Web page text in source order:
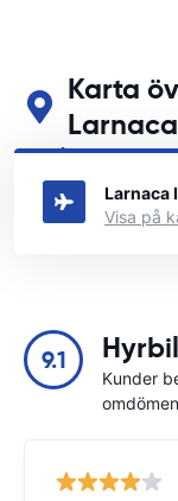
Karta
Larnaca
Se våra
Larnaca
Visa på
9.1
Kunder
omdömen